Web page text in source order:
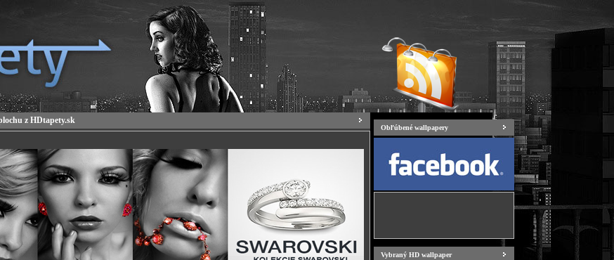
z HDtapety.sk
Obľúbené wallpapery
Vybraný HD wallpaper